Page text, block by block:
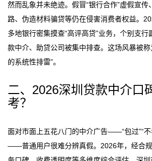
然而乱象并未绝迹。假冒“银行合作”虚假宣传
路、伪造材料骗贷等仍在侵害消费者权益。
多地银行密集摸查“高评高贷”业务，个别支
款中介、助贷公司被集中排查。这场风暴被称
的系统性排雷”。
二、2026深圳贷款中介口
考？
面对市面上五花八门的中介广告——“包过”“不
——普通用户很难分辨真假。2026年，经合